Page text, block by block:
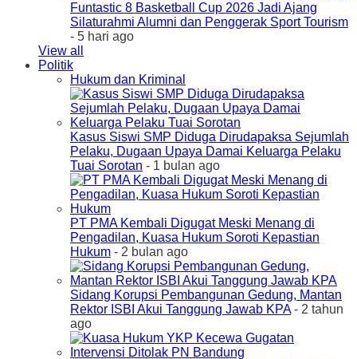
Funtastic 8 Basketball Cup 2026 Jadi Ajang
Silaturahmi Alumni dan Penggerak Sport Tourism
- 5 hari ago
View all
Politik
Hukum dan Kriminal
Kasus Siswi SMP Diduga Dirudapaksa Sejumlah
Pelaku, Dugaan Upaya Damai Keluarga Pelaku
Tuai Sorotan - 1 bulan ago
PT PMA Kembali Digugat Meski Menang di
Pengadilan, Kuasa Hukum Soroti Kepastian
Hukum - 2 bulan ago
Sidang Korupsi Pembangunan Gedung, Mantan
Rektor ISBI Akui Tanggung Jawab KPA- 2 tahun
ago